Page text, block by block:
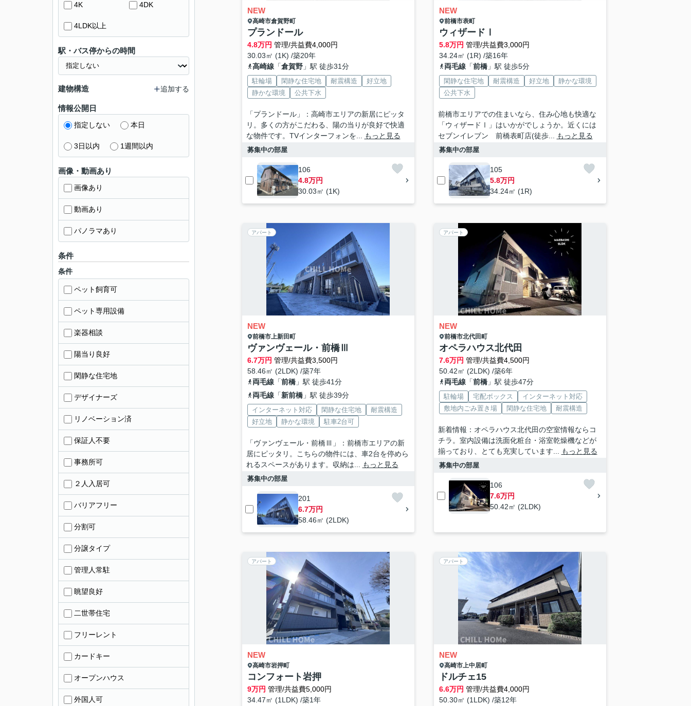
NEW
高崎市倉賀野町
プランドール
4.8万円 管理/共益費4,000円
30.03㎡ (1K) /築20年
高崎線「倉賀野」駅 徒歩31分
駐輪場 閑静な住宅地 耐震構造
好立地
静かな環境
公共下水
「プランドール」：高崎市エリアの新居にピッタ
リ。多くの方がこだわる、陽の当りが良好で快適
な物件です。TVインターフォンを...
もっと見る
募集中の部屋
106
4.8万円
30.03㎡ (1K)
NEW
前橋市表町
ウィザードⅠ
5.8万円 管理/共益費3,000円
34.24㎡ (1R) /築16年
両毛線「前橋」駅 徒歩5分
閑静な住宅地 耐震構造 好立地
静かな環境
公共下水
前橋市エリアでの住まいなら、住み心地も快適な
「ウィザードⅠ」はいかがでしょうか。近くには
セブンイレブン 前橋表町店(徒歩...
もっと見る
募集中の部屋
105
5.8万円
34.24㎡ (1R)
アパート
NEW
前橋市上新田町
ヴァンヴェール・前橋Ⅲ
6.7万円 管理/共益費3,500円
58.46㎡ (2LDK) /築7年
両毛線「前橋」駅 徒歩41分
両毛線「新前橋」駅 徒歩39分
インターネット対応 閑静な住宅地
耐震構造
好立地
静かな環境 駐車2台可
「ヴァンヴェール・前橋Ⅲ」：前橋市エリアの新
居にピッタリ。こちらの物件には、車2台を停めら
れるスペースがあります。収納は...
もっと見る
募集中の部屋
201
6.7万円
58.46㎡ (2LDK)
アパート
NEW
前橋市北代田町
オペラハウス北代田
7.6万円 管理/共益費4,500円
50.42㎡ (2LDK) /築6年
両毛線「前橋」駅 徒歩47分
駐輪場 宅配ボックス
インターネット対応
敷地内ごみ置き場
閑静な住宅地 耐震構造
新着情報：オペラハウス北代田の空室情報ならコ
チラ。室内設備は洗面化粧台・浴室乾燥機などが
揃っており、とても充実しています...
もっと見る
募集中の部屋
106
7.6万円
50.42㎡ (2LDK)
アパート
NEW
高崎市岩押町
コンフォート岩押
9万円 管理/共益費5,000円
34.47㎡ (1LDK) /築1年
アパート
NEW
高崎市上中居町
ドルチェ15
6.6万円 管理/共益費4,000円
50.30㎡ (1LDK) /築12年
4K 4DK
4LDK以上
駅・バス停からの時間
建物構造 追加する
情報公開日
指定しない 本日
3日以内 1週間以内
画像・動画あり
画像あり
動画あり
パノラマあり
条件
条件
ペット飼育可
ペット専用設備
楽器相談
陽当り良好
閑静な住宅地
デザイナーズ
リノベーション済
保証人不要
事務所可
２人入居可
バリアフリー
分割可
分譲タイプ
管理人常駐
眺望良好
二世帯住宅
フリーレント
カードキー
オープンハウス
外国人可